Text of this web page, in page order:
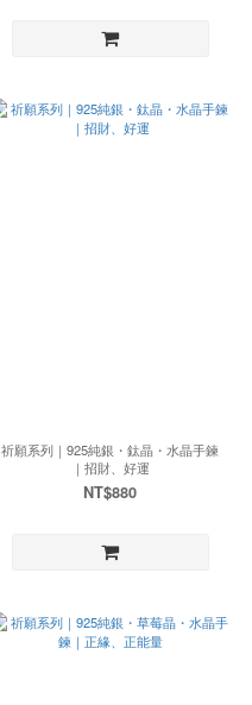
祈願系列｜925純銀・鈦晶・水晶手鍊
｜招財、好運
NT$880